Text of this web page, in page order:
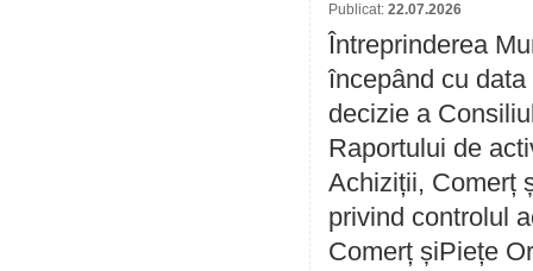
Publicat: 22.07.2026
Întreprinderea
începând cu
decizie a
Raportului de
Achiziții, Comerț
privind controlul
Comerț șiPiețe